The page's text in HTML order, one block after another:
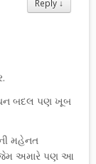
Reply ↓
બદલ પણ ખૂબ
મહેનત
જેમ અમારે પણ આ